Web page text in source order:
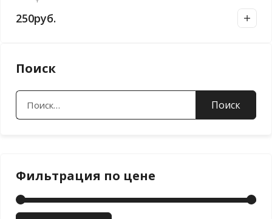
250руб.
Поиск
Найти:
Фильтрация по цене